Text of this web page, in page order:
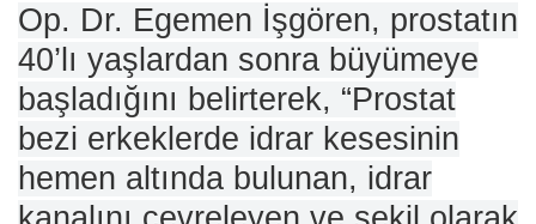
Op. Dr. Egemen İşgören, prostatın
40’lı yaşlardan sonra büyümeye
başladığını belirterek, “Prostat
bezi erkeklerde idrar kesesinin
hemen altında bulunan, idrar